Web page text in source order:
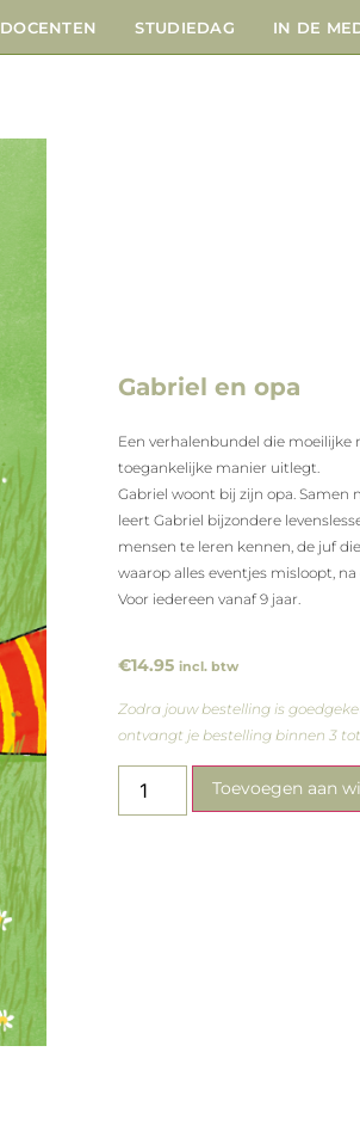
DOCENTEN STUDIEDAG IN DE
Gabriel en opa
Een verhalenbundel die moeilijke
toegankelijke manier uitlegt.
Gabriel woont bij zijn opa. Samen
leert Gabriel bijzondere
mensen te leren kennen, de juf
waarop alles eventjes misloopt,
Voor iedereen vanaf 9 jaar.
€14.95 incl. btw
Zodra jouw bestelling is
ontvangt je bestelling binnen 3 tot
Toevoegen aan